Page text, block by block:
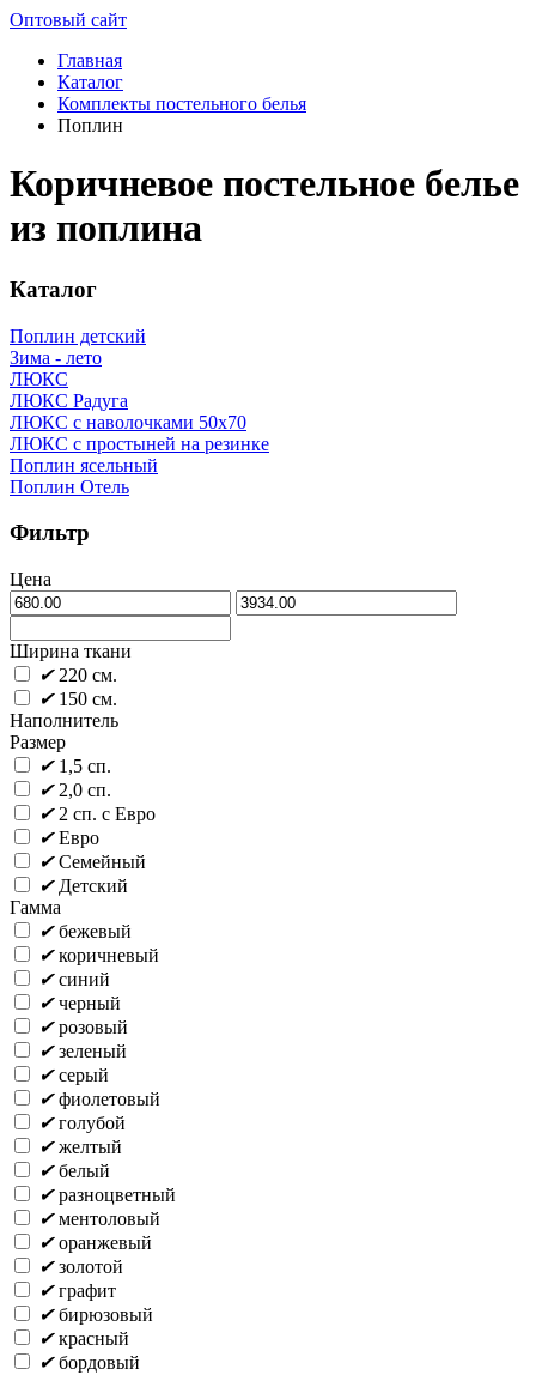
Оптовый сайт
Главная
Каталог
Комплекты постельного белья
Поплин
Коричневое постельное белье
из поплина
Каталог
Поплин детский
Зима - лето
ЛЮКС
ЛЮКС Радуга
ЛЮКС с наволочками 50х70
ЛЮКС с простыней на резинке
Поплин ясельный
Поплин Отель
Фильтр
Цена
Ширина ткани
✔ 220 см.
✔ 150 см.
Наполнитель
Размер
✔ 1,5 сп.
✔ 2,0 сп.
✔ 2 сп. с Евро
✔ Евро
✔ Семейный
✔ Детский
Гамма
✔ бежевый
✔ коричневый
✔ синий
✔ черный
✔ розовый
✔ зеленый
✔ серый
✔ фиолетовый
✔ голубой
✔ желтый
✔ белый
✔ разноцветный
✔ ментоловый
✔ оранжевый
✔ золотой
✔ графит
✔ бирюзовый
✔ красный
✔ бордовый